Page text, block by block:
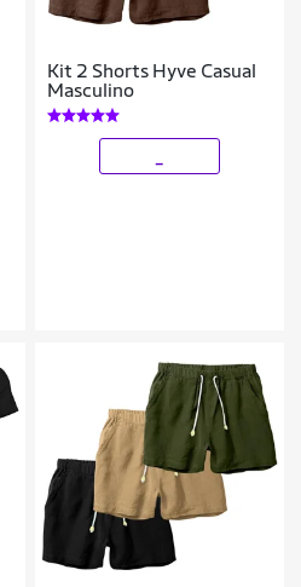
Kit 2 Shorts Hyve Casual
Masculino